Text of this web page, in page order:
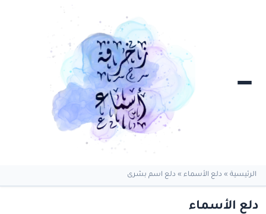
الرئيسية » دلع الأسماء » دلع اسم بشرى
دلع الأسماء